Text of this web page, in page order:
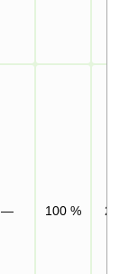
— 100 % 20